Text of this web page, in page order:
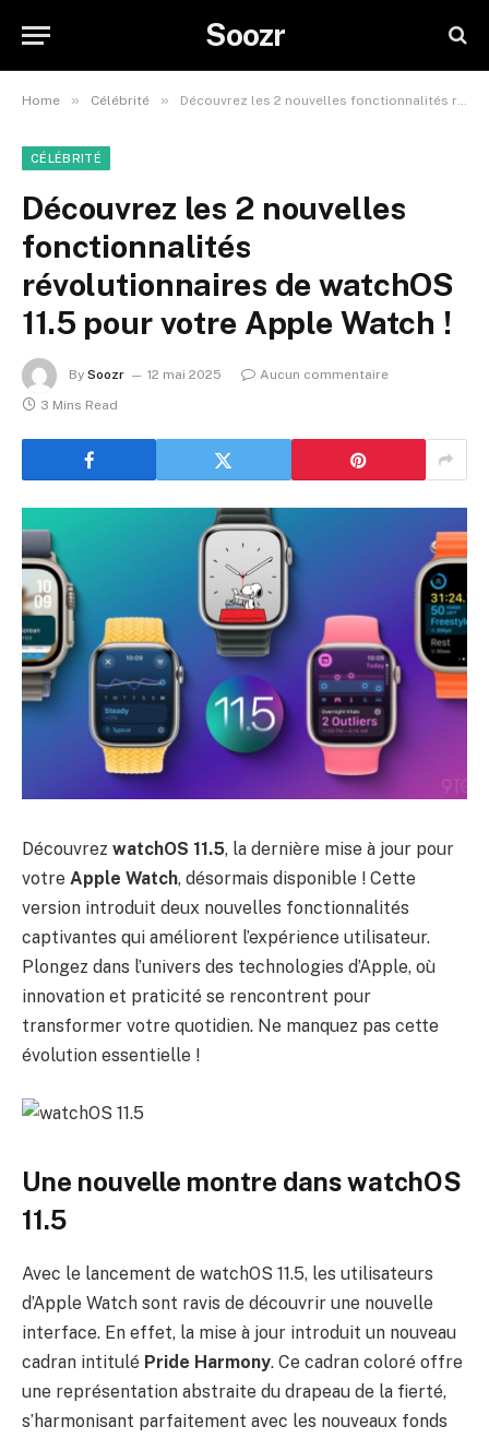
Soozr
Home » Célébrité » Découvrez les 2 nouvelles fonctionnalités révolutionnaires de watchOS 11.5 pour votre Apple Watch !
CÉLÉBRITÉ
Découvrez les 2 nouvelles
fonctionnalités
révolutionnaires de watchOS
11.5 pour votre Apple Watch !
By Soozr 12 mai 2025
Aucun commentaire
3 Mins Read
Découvrez watchOS 11.5, la dernière mise à jour pour
votre Apple Watch, désormais disponible ! Cette
version introduit deux nouvelles fonctionnalités
captivantes qui améliorent l’expérience utilisateur.
Plongez dans l’univers des technologies d’Apple, où
innovation et praticité se rencontrent pour
transformer votre quotidien. Ne manquez pas cette
évolution essentielle !
Une nouvelle montre dans watchOS
11.5
Avec le lancement de watchOS 11.5, les utilisateurs
d’Apple Watch sont ravis de découvrir une nouvelle
interface. En effet, la mise à jour introduit un nouveau
cadran intitulé Pride Harmony. Ce cadran coloré offre
une représentation abstraite du drapeau de la fierté,
s’harmonisant parfaitement avec les nouveaux fonds